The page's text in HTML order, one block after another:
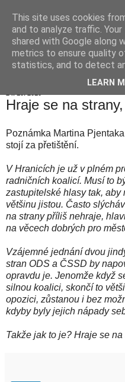
Hranické
Hraje se na
Poznámka Martina
stojí za přetištění.
V Hranicích je už v plném
radničních koalicí. Musí to
zastupitelské hlasy tak,
většinu jistou. Často
na strany příliš nehraje,
na věcech dobrých pro
Vzájemné jednání dvou
stran ODS a ČSSD by
opravdu je. Jenomže když
silnou koalici, skončí to
opozici, zůstanou i bez
kdyby byly jejich nápady
Takže jak to je? Hraje se
This site uses cookies
and to analyze traffic.
shared with Google along
metrics to ensure quality
statistics, and to detect
LEARN